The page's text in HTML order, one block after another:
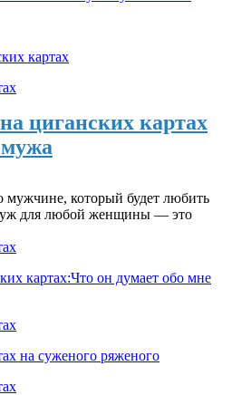
картах
циганских картах
который будет любить
для любой женщины — это
картах:Что он думает обо мне
на суженого ряженого